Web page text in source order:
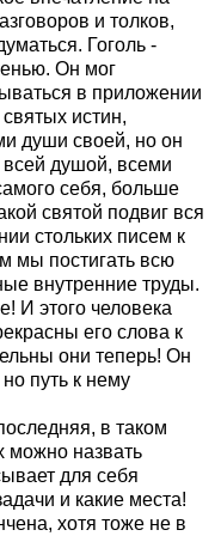
и толков,
Гоголь -
Он мог
в приложении
истин,
души своей, но он
душой, всеми
себя, больше
святой подвиг вся
стольких писем к
мы постигать всю
внутренние труды.
И этого человека
его слова к
они теперь! Он
путь к нему
в таком
можно назвать
для себя
и какие места!
хотя тоже не в